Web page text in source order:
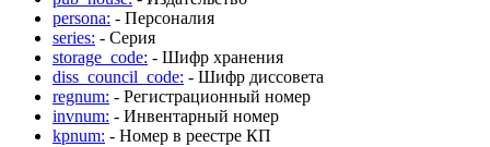
persona: - Персоналия
series: - Серия
storage_code: - Шифр хранения
diss_council_code: - Шифр диссовета
regnum: - Регистрационный номер
invnum: - Инвентарный номер
kpnum: - Номер в реестре КП